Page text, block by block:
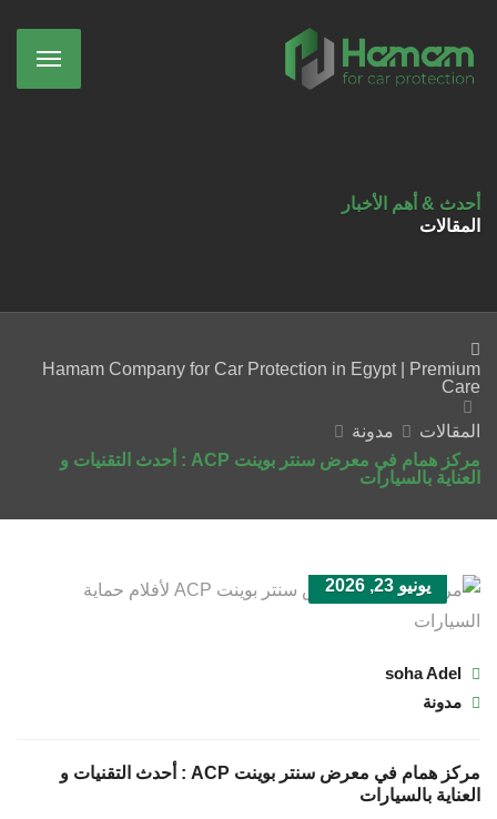
أحدث & أهم الأخبار
المقالات
Hamam Company for Car Protection in Egypt | Premium
Care
المقالات
مدونة
مركز همام في معرض سنتر بوينت ACP : أحدث التقنيات و
العناية بالسيارات
يونيو 23, 2026
soha Adel
مدونة
مركز همام في معرض سنتر بوينت ACP : أحدث التقنيات و
العناية بالسيارات